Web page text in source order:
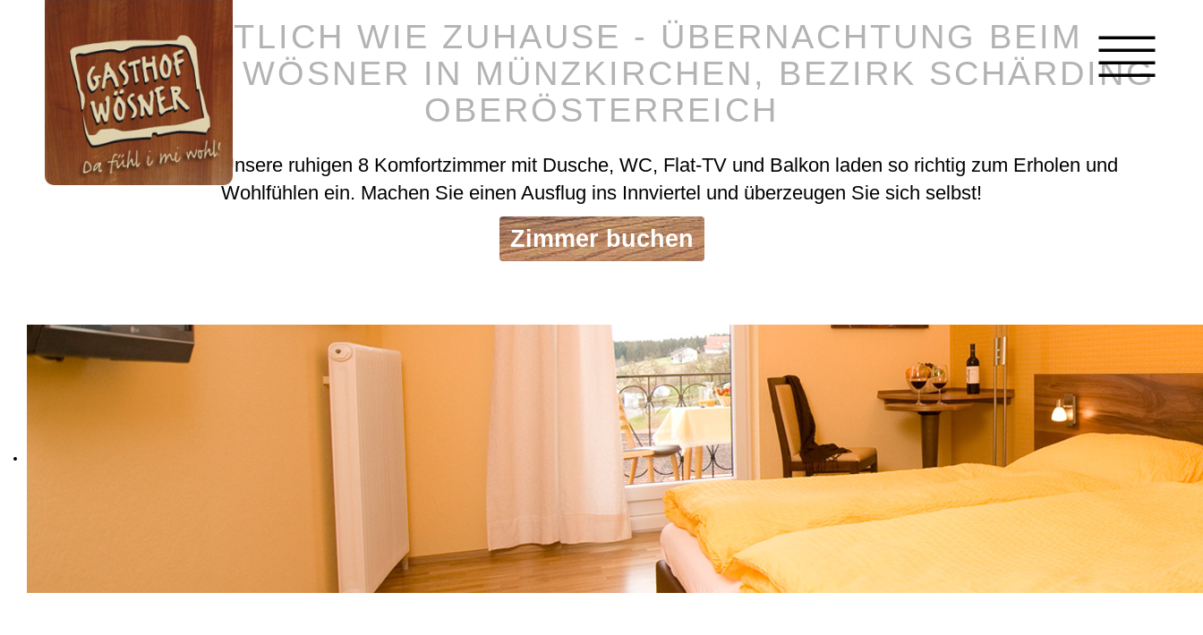
GEMÜTLICH WIE ZUHAUSE - ÜBERNACHTUNG BEIM
GASTHOF WÖSNER IN MÜNZKIRCHEN, BEZIRK SCHÄRDING
OBERÖSTERREICH
Klein aber fein! Unsere ruhigen 8 Komfortzimmer mit Dusche, WC, Flat-TV und Balkon laden so richtig zum Erholen und
Wohlfühlen ein. Machen Sie einen Ausflug ins Innviertel und überzeugen Sie sich selbst!
Zimmer buchen